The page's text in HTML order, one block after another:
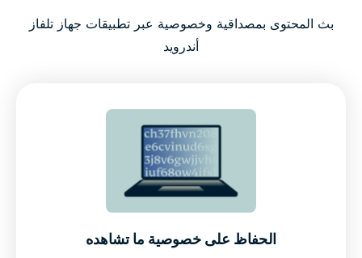
تعمل على أجهزة تلفاز أندرويد والأجهزة الأخرى
بث المحتوى بمصداقية وخصوصية عبر تطبيقات جهاز تلفاز
أندرويد
الحفاظ على خصوصية ما تشاهده